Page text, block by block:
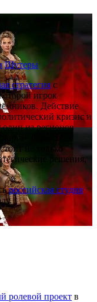
Шутеры
стратегияс
игрок
Действие
кризис и
из регионов
берётся за
не только
решения,
российская студия
ролевой проект в